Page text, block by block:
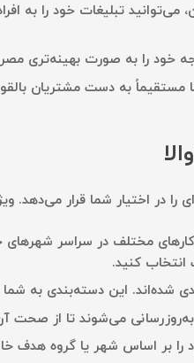
می‌توانید تبلیغات خود را به
خود را به صورت بهینه‌تری
مستقیماً به دست مشتریان
را در اختیار شما قرار
مختلف در سراسر شهرهای
کنید.
این دسته‌بندی به شما
می‌شوند تا از صحت
را بر اساس شهر یا گروه هدف